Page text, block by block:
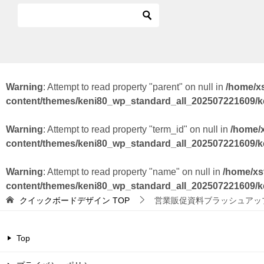
Warning: Attempt to read property "parent" on null in /home/
content/themes/keni80_wp_standard_all_202507221609/
Warning: Attempt to read property "term_id" on null in /home/
content/themes/keni80_wp_standard_all_202507221609/
Warning: Attempt to read property "name" on null in /home/
content/themes/keni80_wp_standard_all_202507221609/
クイックボードデザイン TOP 営業販促資料ブラッシュアッ
Top